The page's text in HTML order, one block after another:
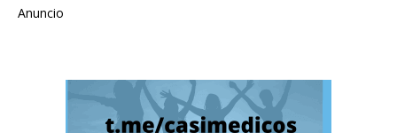
Anuncio